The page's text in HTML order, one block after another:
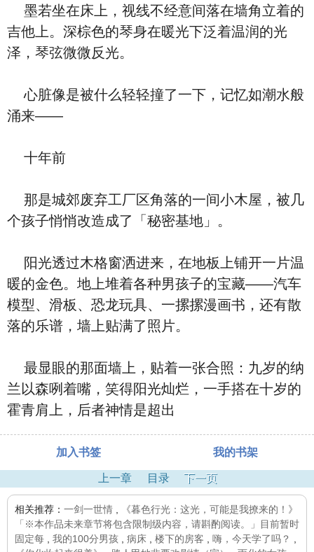
墨若坐在床上，视线不经意间落在墙角立着的
吉他上。深棕色的琴身在暖光下泛着温润的光
泽，琴弦微微反光。
心脏像是被什么轻轻撞了一下，记忆如潮水般
涌来——
十年前
那是城郊废弃工厂区角落的一间小木屋，被几
个孩子悄悄改造成了「秘密基地」。
阳光透过木格窗洒进来，在地板上铺开一片温
暖的金色。地上堆着各种男孩子的宝藏——汽车
模型、滑板、恐龙玩具、一摞摞漫画书，还有散
落的乐谱，墙上贴满了照片。
最显眼的那面墙上，贴着一张合照：九岁的纳
兰以森咧着嘴，笑得阳光灿烂，一手搭在十岁的
霍青肩上，后者神情是超出
加入书签 我的书架
上一章 目录 下一页
相关推荐： 一剑一世情
《暮色行光：这光，可能是我撩来的！》
「※本作品未来章节将包含限制级内容，请斟酌阅读。」目前暂时
固定每
我的100分男孩 病床 楼下的房客 嗨，今天学了吗？